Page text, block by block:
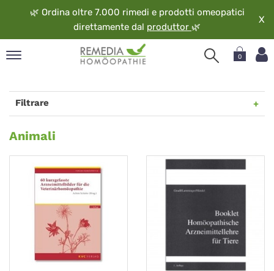
🌿 Ordina oltre 7.000 rimedi e prodotti omeopatici
direttamente dal produttor 🌿
X
0
Filtrare
Animali
Animali